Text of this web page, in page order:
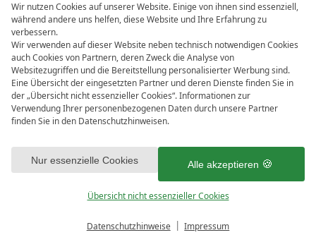
Wir nutzen Cookies auf unserer Website. Einige von ihnen sind essenziell,
während andere uns helfen, diese Website und Ihre Erfahrung zu
verbessern.
Wir verwenden auf dieser Website neben technisch notwendigen Cookies
auch Cookies von Partnern, deren Zweck die Analyse von
Websitezugriffen und die Bereitstellung personalisierter Werbung sind.
Eine Übersicht der eingesetzten Partner und deren Dienste finden Sie in
der „Übersicht nicht essenzieller Cookies“. Informationen zur
Verwendung Ihrer personenbezogenen Daten durch unsere Partner
finden Sie in den Datenschutzhinweisen.
Mit Klick auf „Alle akzeptieren“ stimmen Sie dem Setzen aller
ausgewählten Cookies in Ihrem Endgerät sowie das anschließende
Auslesen und der nachgelagerten Verarbeitung personenbezogener
Daten (z.B. Ihrer IP-Adresse) durch uns und unseren Partnern zu. Falls
Sie damit nicht einverstanden sind, klicken Sie bitte auf „Nur essenzielle
essenzieller Cookies“ tätigen. Sie können Ihre Auswahl im Fußbereich
Alle akzeptieren
Nur essenzielle Cookies
Übersicht nicht essenzieller Cookies
Datenschutzhinweise Impressum
BUCHEN ANFRAGEN
DATENSCHUTZEINSTELLUNGEN